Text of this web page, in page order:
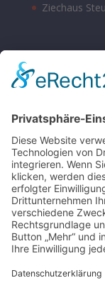
Ziechaus
Montag –
Samstag
Parkplätze
SONSTIGE
Kontakt
Schlagworte-
Impressum
Datenschutz